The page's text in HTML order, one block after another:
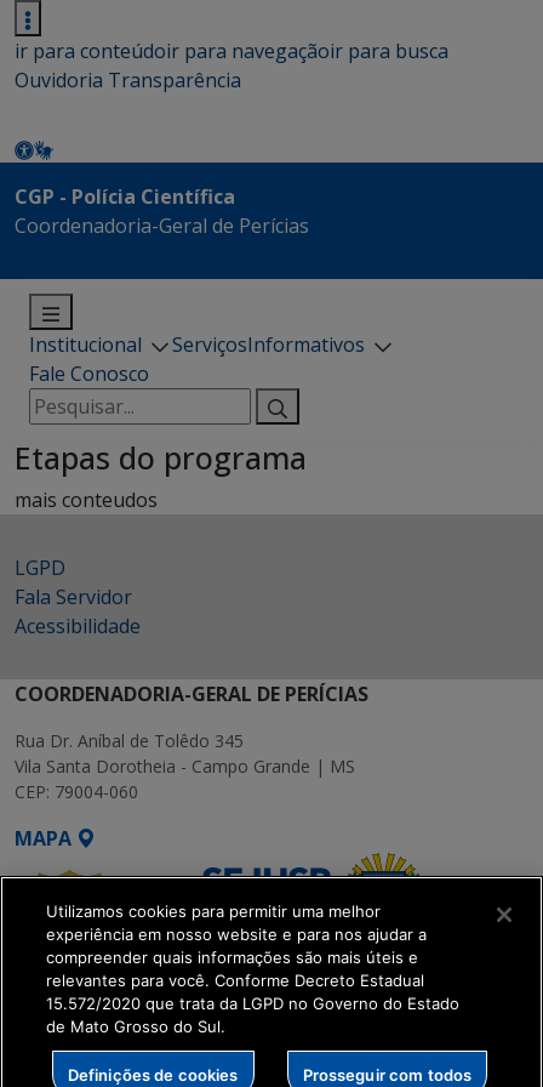
ir para conteúdoir para navegaçãoir para busca
Ouvidoria Transparência
CGP - Polícia Científica
Coordenadoria-Geral de Perícias
Institucional ServiçosInformativos
Fale Conosco
Pesquisar
por:
Etapas do programa
mais conteudos
LGPD
Fala Servidor
Acessibilidade
COORDENADORIA-GERAL DE PERÍCIAS
Rua Dr. Aníbal de Tolêdo 345
Vila Santa Dorotheia - Campo Grande | MS
CEP: 79004-060
MAPA
SETDIG | Secretaria-
Executiva de
Transformação Digital
Utilizamos cookies para permitir uma melhor
experiência em nosso website e para nos ajudar a
compreender quais informações são mais úteis e
relevantes para você. Conforme Decreto Estadual
15.572/2020 que trata da LGPD no Governo do Estado
de Mato Grosso do Sul.
Definições de cookies Prosseguir com todos